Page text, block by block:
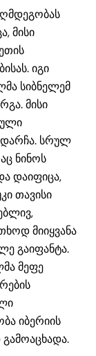
მისი
იგი
სიბნელემ
მისი
დარჩა. სრულ
ნინოს
დაიფიცა,
თავისი
მიიყვანა
გაიფანტა.
მეფე
იბერიის